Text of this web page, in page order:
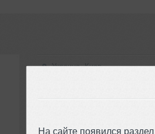
На сайте появился раздел
Украина, Киев